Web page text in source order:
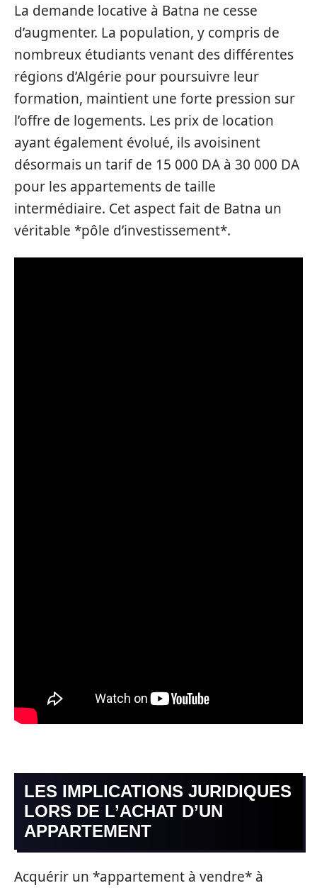
La demande locative à Batna ne cesse
d’augmenter. La population, y compris de
nombreux étudiants venant des différentes
régions d’Algérie pour poursuivre leur
formation, maintient une forte pression sur
l’offre de logements. Les prix de location
ayant également évolué, ils avoisinent
désormais un tarif de 15 000 DA à 30 000 DA
pour les appartements de taille
intermédiaire. Cet aspect fait de Batna un
véritable *pôle d’investissement*.
LES IMPLICATIONS JURIDIQUES
LORS DE L’ACHAT D’UN
APPARTEMENT
Acquérir un *appartement à vendre* à